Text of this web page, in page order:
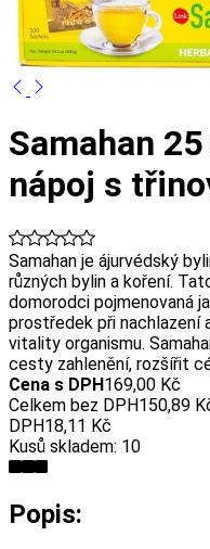
Samahan
nápoj s
Samahan je ájurvédský
různých bylin a koření.
domorodci pojmenovaná
prostředek při nachlazení
vitality organismu.
cesty zahlenění, rozšířit
Cena s DPH169,00 Kč
Celkem bez DPH150,89
DPH18,11 Kč
Kusů skladem: 10
Popis: